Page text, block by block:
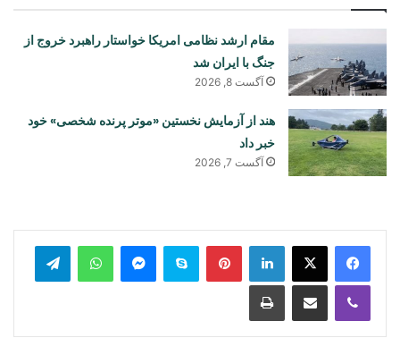
مقام ارشد نظامی امریکا خواستار راهبرد خروج از
جنگ با ایران شد
آگست 8, 2026
هند از آزمایش نخستین «موتر پرنده شخصی» خود
خبر داد
آگست 7, 2026
LinkedIn
Pinterest
Skype
Messenger
WhatsApp
Viber
Share via Email
Print